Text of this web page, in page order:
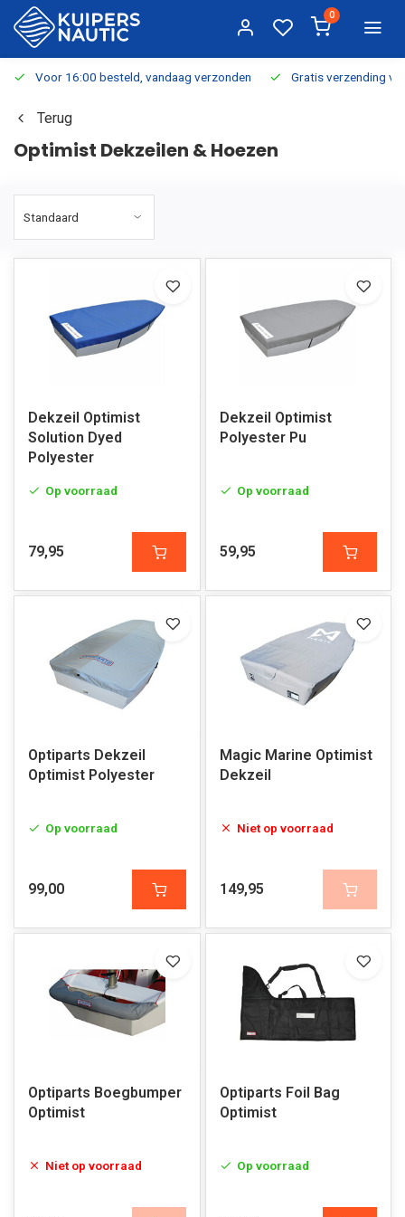
0
Voor 16:00 besteld, vandaag verzonden Gratis verzending
Terug
Optimist Dekzeilen & Hoezen
Dekzeil Optimist
Solution Dyed
Polyester
Op voorraad
79,95
Dekzeil Optimist
Polyester Pu
Op voorraad
59,95
Optiparts Dekzeil
Optimist Polyester
Op voorraad
99,00
Magic Marine Optimist
Dekzeil
Niet op voorraad
149,95
Optiparts Boegbumper
Optimist
Niet op voorraad
Optiparts Foil Bag
Optimist
Op voorraad